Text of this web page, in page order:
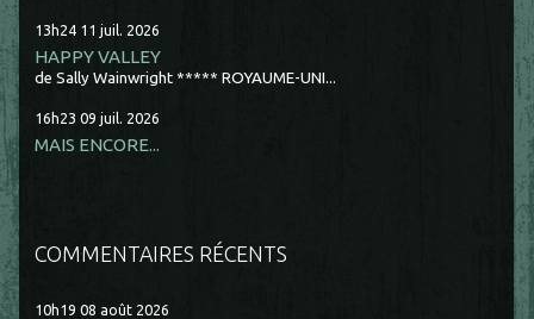
13h24 11 juil. 2026
HAPPY VALLEY
de Sally Wainwright ***** ROYAUME-UNI...
16h23 09 juil. 2026
MAIS ENCORE...
COMMENTAIRES RÉCENTS
10h19 08 août 2026